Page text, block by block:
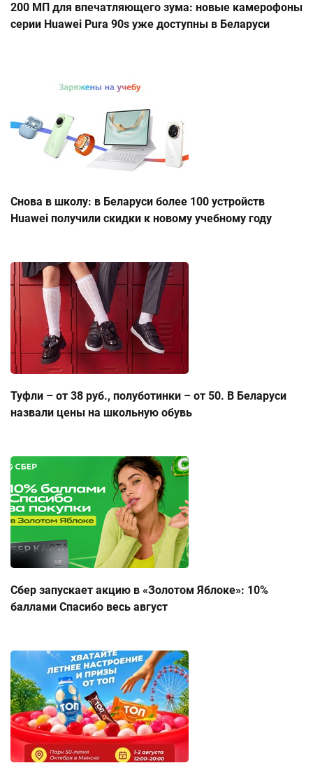
200 МП для впечатляющего зума: новые камерофоны
серии Huawei Pura 90s уже доступны в Беларуси
Снова в школу: в Беларуси более 100 устройств
Huawei получили скидки к новому учебному году
Туфли – от 38 руб., полуботинки – от 50. В Беларуси
назвали цены на школьную обувь
Сбер запускает акцию в «Золотом Яблоке»: 10%
баллами Спасибо весь август